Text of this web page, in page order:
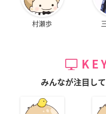
村瀬歩
みんなが注目し